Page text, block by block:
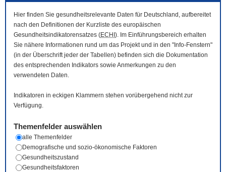
Hier finden Sie gesundheitsrelevante Daten für Deutschland, aufbereitet
nach den Definitionen der Kurzliste des europäischen
Gesundheitsindikatorensatzes (ECHI ). Im Einführungsbereich erhalten
Sie nähere Informationen rund um das Projekt und in den "Info-Fenstern"
(in der Überschrift jeder der Tabellen) befinden sich die Dokumentation
des entsprechenden Indikators sowie Anmerkungen zu den
verwendeten Daten.
Indikatoren in eckigen Klammern stehen vorübergehend nicht zur
Verfügung.
Themenfelder auswählen
alle Themenfelder
Demografische und sozio-ökonomische Faktoren
Gesundheitszustand
Gesundheitsfaktoren